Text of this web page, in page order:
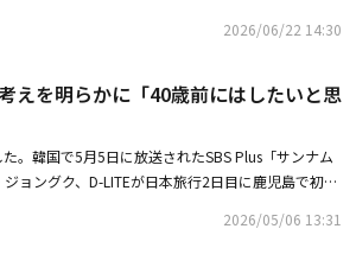
の声も飛び交っていた。しかし、D-LITEとヨンジ
だけが捉えられ、誤解が広まったことで発生したハ
ンムがお祝い！ホ・ソンヨン＆チョクジェの結婚
対する考えを明らかに「40歳前にはしたいと思っ
2026/06/22 14:30
えを明らかに「40歳前にはしたいと思
。韓国で5月5日に放送されたSBS Plus「サンナム
ョングク、D-LITEが日本旅行2日目に鹿児島で初日
護するために濡れタオルをかけてあげるなど、細や
2026/05/06 13:31